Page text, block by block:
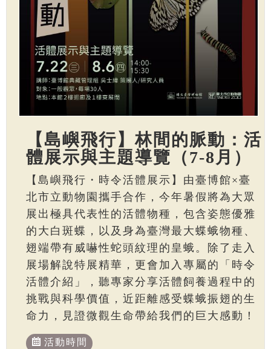
【島嶼飛行】林間的脈動：活
體展示與主題導覽（7-8月）
【島嶼飛行・時令活體展示】由臺博館×臺
北市立動物園攜手合作，今年暑假將為大眾
展出極具代表性的活體物種，包含姿態優雅
的大白斑蝶，以及身為臺灣最大蝶蛾物種、
翅端帶有威嚇性蛇頭紋理的皇蛾。除了走入
展場解說特展精華，更會加入專屬的「時令
活體介紹」，聽專家分享活體飼養過程中的
挑戰與科學價值，近距離感受蝶蛾振翅的生
命力，見證微觀生命帶給我們的巨大感動！
活動時間